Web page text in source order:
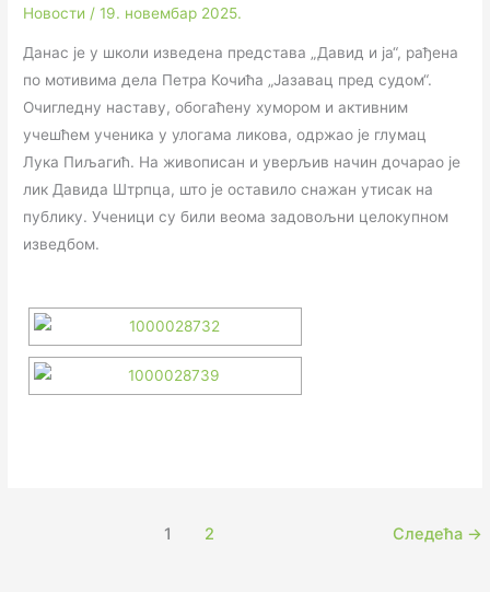
Новости /19. новембар 2025.
Данас је у школи изведена представа „Давид и ја“, рађена
по мотивима дела Петра Кочића „Јазавац пред судом“.
Очигледну наставу, обогаћену хумором и активним
учешћем ученика у улогама ликова, одржао је глумац
Лука Пиљагић. На живописан и уверљив начин дочарао је
лик Давида Штрпца, што је оставило снажан утисак на
публику. Ученици су били веома задовољни целокупном
изведбом.
1 2 Следећа →